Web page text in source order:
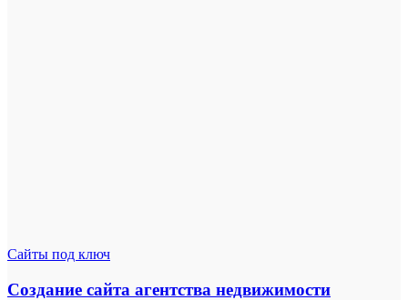
Сайты под ключ
Создание сайта агентства недвижимости